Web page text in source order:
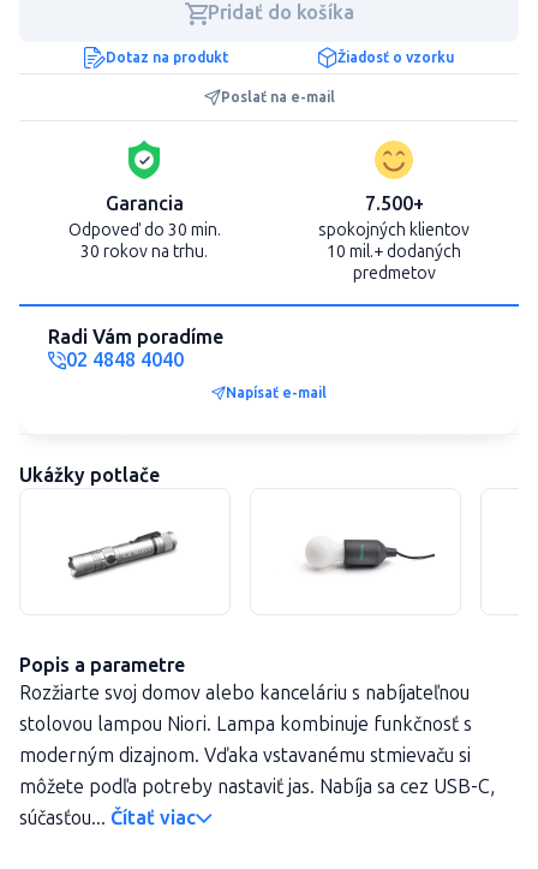
Pridať do košíka
Dotaz na produkt Žiadosť o vzorku
Poslať na e-mail
Garancia
Odpoveď do 30 min.
30 rokov na trhu.
7.500+
spokojných klientov
10 mil.+ dodaných
predmetov
Radi Vám poradíme
02 4848 4040
Napísať e-mail
Ukážky potlače
Popis a parametre
Rozžiarte svoj domov alebo kanceláriu s nabíjateľnou
stolovou lampou Niori. Lampa kombinuje funkčnosť s
moderným dizajnom. Vďaka vstavanému stmievaču si
môžete podľa potreby nastaviť jas. Nabíja sa cez USB-C,
súčasťou... Čítať viac